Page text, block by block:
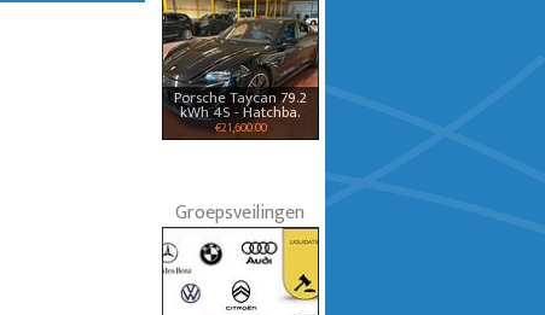
Porsche Taycan 79.2
kWh 4S - Hatchba.
€21,600.00
Groepsveilingen